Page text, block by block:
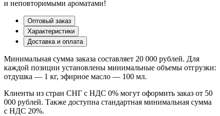
и неповторимыми ароматами!
Оптовый заказ
Характеристики
Доставка и оплата
Минимальная сумма заказа составляет 20 000 рублей. Для
каждой позиции установлены минимальные объемы отгрузки:
отдушка — 1 кг, эфирное масло — 100 мл.
Клиенты из стран СНГ с НДС 0% могут оформить заказ от 50
000 рублей. Также доступна стандартная минимальная сумма
с НДС 20%.